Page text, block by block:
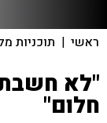
ראשי | תוכניות
"לא
חלום"